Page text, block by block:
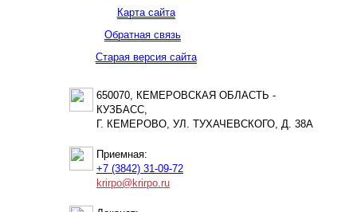
Карта сайта
Обратная связь
Старая версия сайта
650070, КЕМЕРОВСКАЯ ОБЛАСТЬ -
КУЗБАСС,
Г. КЕМЕРОВО, УЛ. ТУХАЧЕВСКОГО, Д. 38А
Приемная:
+7 (3842) 31-09-72
krirpo@krirpo.ru